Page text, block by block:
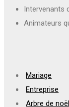
Intervenants
Animateurs
Mariage
Entreprise
Arbre de noël